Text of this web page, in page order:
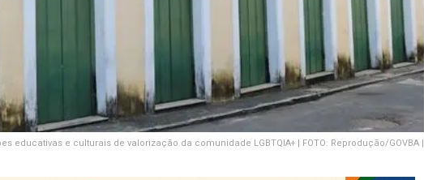
educativas e culturais de valorização da comunidade LGBTQIA+ | FOTO: Reprodução/GOVBA |